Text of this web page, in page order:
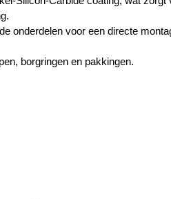
onderdelen voor een directe
borgringen en pakkingen.